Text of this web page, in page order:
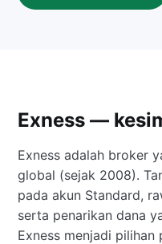
Exness —
Exness adalah broker
global (sejak 2008).
pada akun Standard,
serta penarikan dana
Exness menjadi